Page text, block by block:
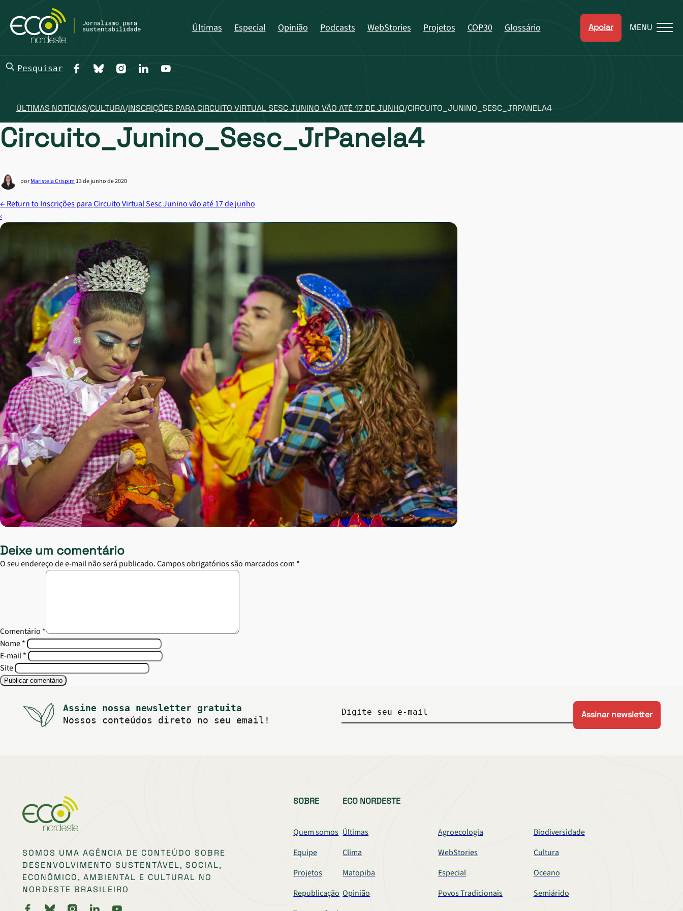
Últimas Especial Opinião Podcasts WebStories Projetos COP30 Glossário Apoiar MENU
Pesquisar
ÚLTIMAS NOTÍCIAS/CULTURA/INSCRIÇÕES PARA CIRCUITO VIRTUAL SESC JUNINO VÃO ATÉ 17 DE JUNHO/CIRCUITO_JUNINO_SESC_JRPANELA4
Circuito_Junino_Sesc_JrPanela4
porMaristela Crispim 13 de junho de 2020
←Return to Inscrições para Circuito Virtual Sesc Junino vão até 17 de junho
‹
Deixe um comentário
O seu endereço de e-mail não será publicado.Campos obrigatórios são marcados com *
Comentário *
Nome*
E-mail*
Site
Assine nossa newsletter gratuita
Nossos conteúdos direto no seu email!
Digite seu e-mail
SOMOS UMA AGÊNCIA DE CONTEÚDO SOBRE
DESENVOLVIMENTO SUSTENTÁVEL, SOCIAL,
ECONÔMICO, AMBIENTAL E CULTURAL NO
NORDESTE BRASILEIRO
SOBRE
Quem somos
Equipe
Projetos
Republicação
ECO NORDESTE
Últimas Agroecologia
Biodiversidade
Clima
WebStories
Cultura
Matopiba
Especial
Oceano
Opinião
Povos Tradicionais Semiárido